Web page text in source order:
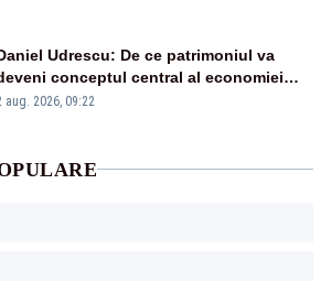
Udrescu: De ce patrimoniul va
conceptul central al economiei
aug. 2026, 09:22